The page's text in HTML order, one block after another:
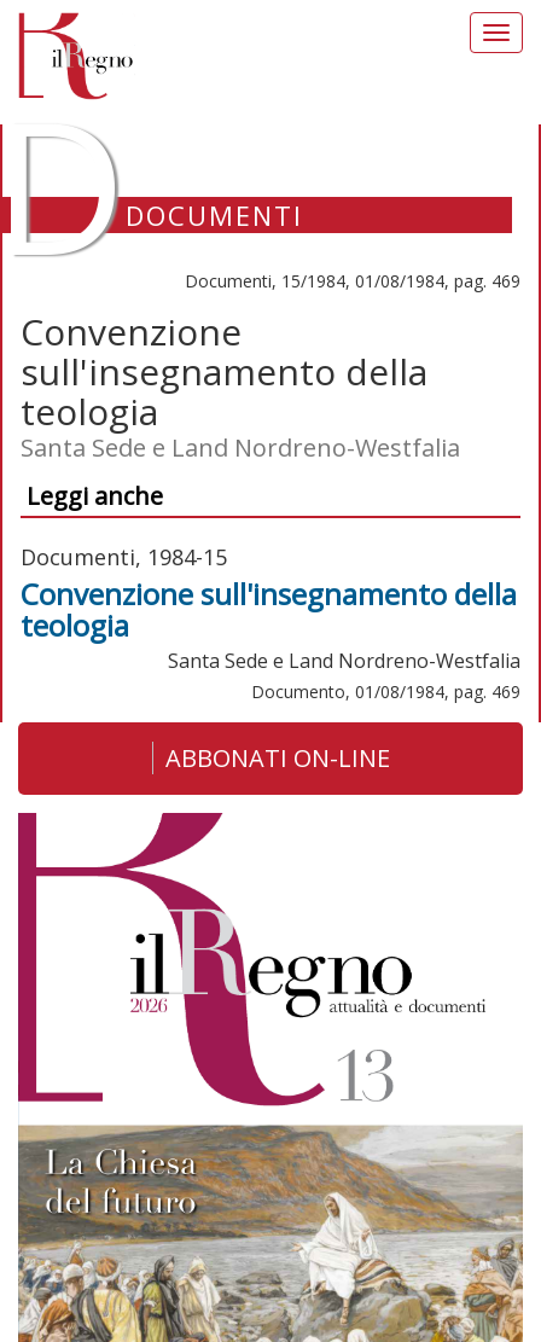
DOCUMENTI
Documenti, 15/1984, 01/08/1984, pag. 469
Convenzione
sull'insegnamento della
teologia
Santa Sede e Land Nordreno-Westfalia
Leggi anche
Documenti, 1984-15
Convenzione sull'insegnamento della
teologia
Santa Sede e Land Nordreno-Westfalia
Documento, 01/08/1984, pag. 469
ABBONATI ON-LINE